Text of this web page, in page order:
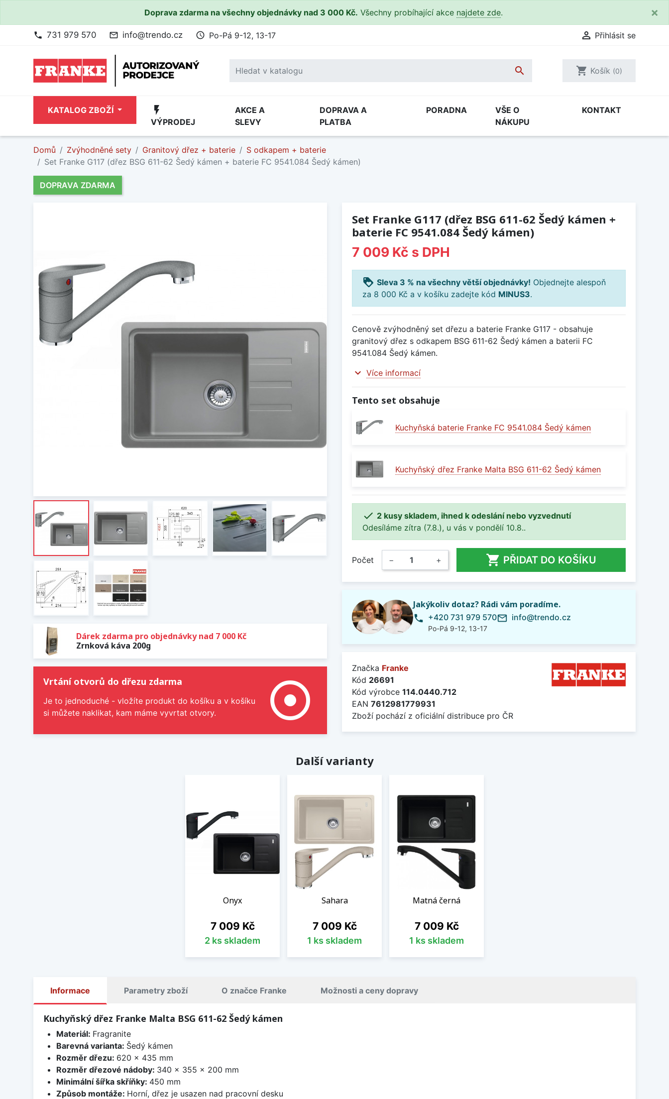
Doprava zdarma na všechny objednávky nad 3 000 Kč. Všechny probíhající akce najdete zde. ×
phone 731 979 570 mail_outline info@trendo.cz access_time Po-Pá 9-12, 13-17  Přihlásit se
 shopping_cart Košík (0)
KATALOG ZBOŽÍ flash_on
VÝPRODEJ
AKCE A
SLEVY
DOPRAVA A
PLATBA
PORADNA
VŠE O
NÁKUPU
KONTAKT
Domů Zvýhodněné sety Granitový dřez + baterie
S odkapem + baterie
Set Franke G117 (dřez BSG 611-62 Šedý kámen + baterie FC 9541.084 Šedý kámen)
DOPRAVA ZDARMA
Dárek zdarma pro objednávky nad 7 000 Kč
Zrnková káva 200g
Vrtání otvorů do dřezu zdarma
Je to jednoduché - vložíte produkt do košíku a v košíku
si můžete naklikat, kam máme vyvrtat otvory.
adjust
Set Franke G117 (dřez BSG 611-62 Šedý kámen +
baterie FC 9541.084 Šedý kámen)
7 009 Kč s DPH
loyalty Sleva 3 % na všechny větší objednávky! Objednejte alespoň
za 8 000 Kč a v košíku zadejte kód MINUS3.
Cenově zvýhodněný set dřezu a baterie Franke G117 - obsahuje
granitový dřez s odkapem BSG 611-62 Šedý kámen a baterii FC
9541.084 Šedý kámen.
expand_more Více informací
Tento set obsahuje
Kuchyňská baterie Franke FC 9541.084 Šedý kámen
Kuchyňský dřez Franke Malta BSG 611-62 Šedý kámen
 2 kusy skladem, ihned k odeslání nebo vyzvednutí
Odesíláme zítra (7.8.), u vás v pondělí 10.8..
Počet − +  PŘIDAT DO KOŠÍKU
Jakýkoliv dotaz? Rádi vám poradíme.
phone +420 731 979 570
Po-Pá 9-12, 13-17
mail_outline info@trendo.cz
Značka Franke
Kód 26691
Kód výrobce 114.0440.712
EAN 7612981779931
Zboží pochází z oficiální distribuce pro ČR
Další varianty
Onyx
Cena
7 009 Kč
2 ks skladem
Sahara
Cena
7 009 Kč
1 ks skladem
Matná černá
Cena
7 009 Kč
1 ks skladem
Informace Parametry zboží O značce Franke Možnosti a ceny dopravy
Kuchyňský dřez Franke Malta BSG 611-62 Šedý kámen
Materiál: Fragranite
Barevná varianta: Šedý kámen
Rozměr dřezu: 620 x 435 mm
Rozměr dřezové nádoby: 340 x 355 x 200 mm
Minimální šířka skříňky: 450 mm
Způsob montáže: Horní, dřez je usazen nad pracovní desku